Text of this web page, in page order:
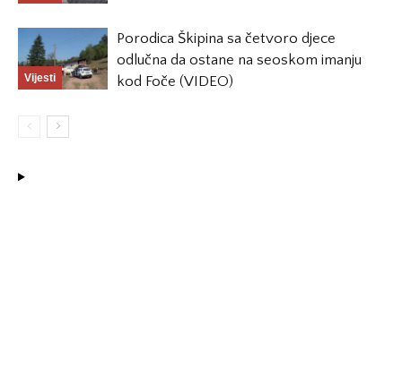
Vijesti
Porodica Škipina sa četvoro djece
odlučna da ostane na seoskom imanju
kod Foče (VIDEO)